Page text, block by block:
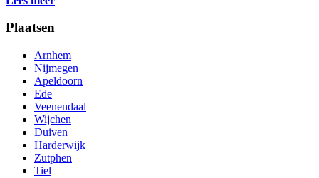
Plaatsen
Arnhem
Nijmegen
Apeldoorn
Ede
Veenendaal
Wijchen
Duiven
Harderwijk
Zutphen
Tiel